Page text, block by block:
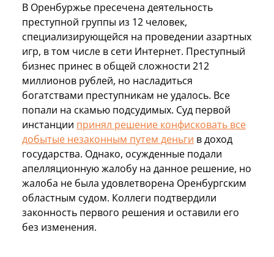
В Оренбуржье пресечена деятельность
преступной группы из 12 человек,
специализирующейся на проведении азартных
игр, в том числе в сети Интернет. Преступный
бизнес принес в общей сложности 212
миллионов рублей, но насладиться
богатствами преступникам не удалось. Все
попали на скамью подсудимых. Суд первой
инстанции принял решение конфисковать все
добытые незаконным путем деньги в доход
государства. Однако, осужденные подали
апелляционную жалобу на данное решение, но
жалоба не была удовлетворена Оренбургским
областным судом. Коллеги подтвердили
законность первого решения и оставили его
без изменения.